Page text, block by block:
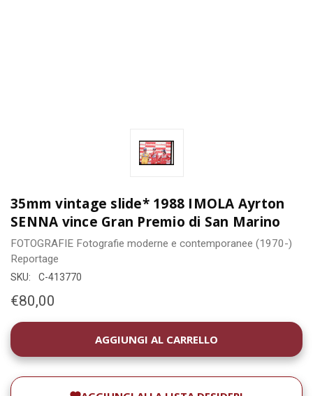
35mm vintage slide* 1988 IMOLA Ayrton
SENNA vince Gran Premio di San Marino
FOTOGRAFIE Fotografie moderne e contemporanee (1970-)
Reportage
SKU: C-413770
€80,00
DISPONIBILITÀ
ATTUALE: